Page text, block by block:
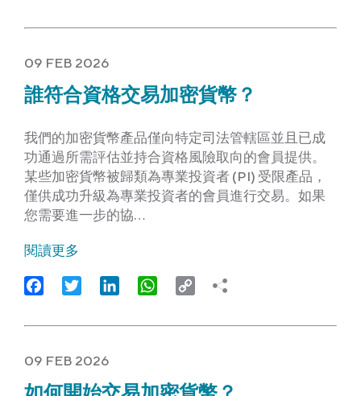
09 FEB 2026
誰符合資格交易加密貨幣？
我們的加密貨幣產品僅向特定司法管轄區並且已成
功通過所需評估並持合資格風險取向的會員提供。
某些加密貨幣被歸類為專業投資者 (PI) 受限產品，
僅供成功升級為專業投資者的會員進行交易。如果
您需要進一步的協…
閱讀更多
FacebookTwitter LinkedIn WhatsApp
Copy
09 FEB 2026